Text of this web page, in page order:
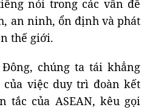
nói trong các vấn đề
an ninh, ổn định và phát
thế giới.
chúng ta tái khẳng
việc duy trì đoàn kết
tắc của ASEAN, kêu gọi